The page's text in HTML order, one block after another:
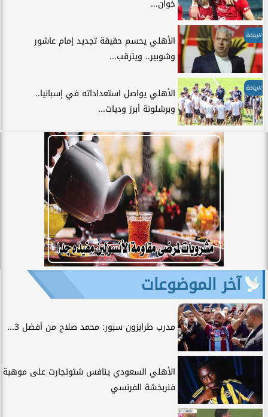
خوان...
الرياضة
الأهلي يحسم حقيقة تجديد إمام عاشور
وشوبير.. ويترقب...
الرياضة
الأهلي يواصل استعداداته في إسبانيا..
وبرشلونة أبرز وديات...
آخر الموضوعات
مدرب طرابزون سبور: محمد صلاح من أفضل 3...
الأهلي السعودي ينافس شتوتجارت على موهبة
فنربخشة الفرنسي